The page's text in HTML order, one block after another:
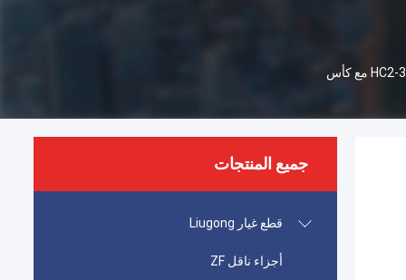
جميع المنتجات
قطع غيار Liugong
أجزاء ناقل ZF